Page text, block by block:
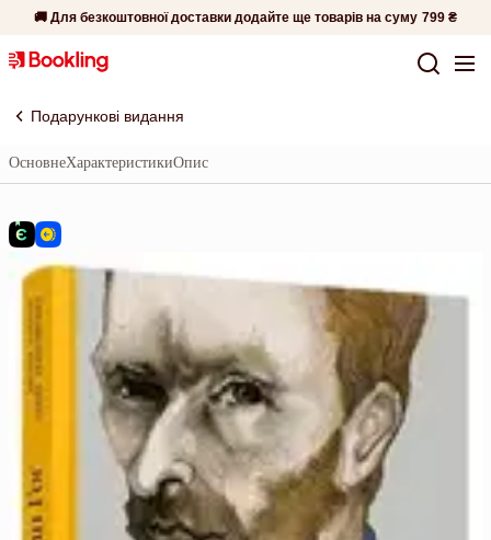
🚚 Для безкоштовної доставки додайте ще товарів на суму 799 ₴
Подарункові видання
ОсновнеХарактеристикиОпис